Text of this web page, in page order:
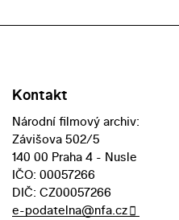
Kontakt
Národní filmový archiv:
Závišova 502/5
140 00 Praha 4 - Nusle
IČO: 00057266
DIČ: CZ00057266
e-podatelna@nfa.cz